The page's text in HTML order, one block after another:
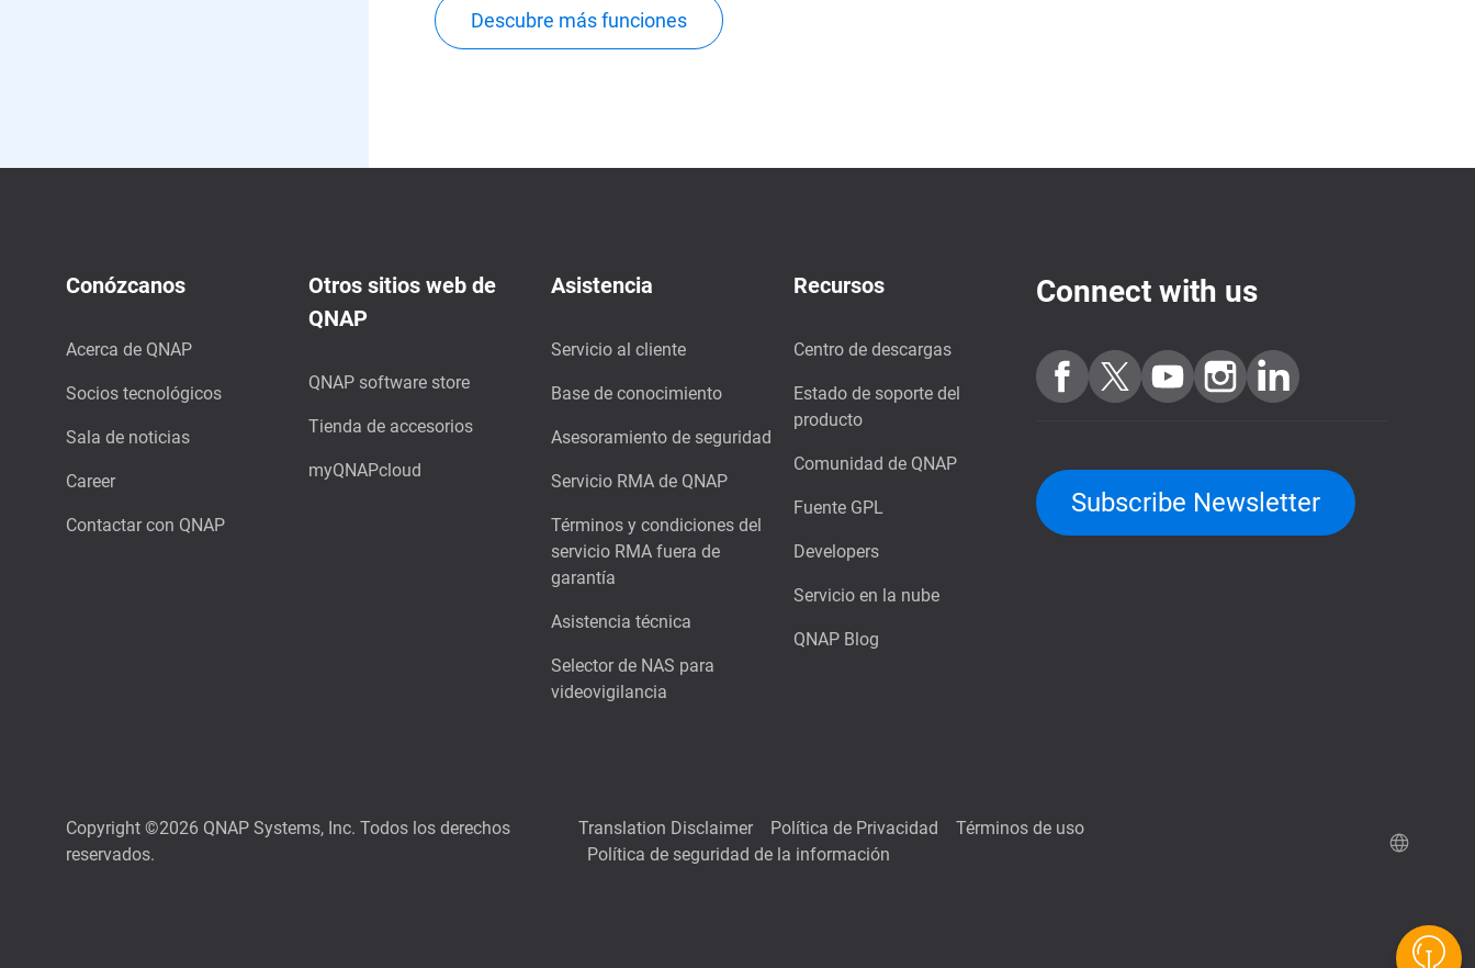
Descubre más funciones
Conózcanos
Acerca de QNAP
Socios tecnológicos
Sala de noticias
Career
Contactar con QNAP
Otros sitios web de
QNAP
QNAP software store
Tienda de accesorios
myQNAPcloud
Asistencia
Servicio al cliente
Base de conocimiento
Asesoramiento de seguridad
Servicio RMA de QNAP
Términos y condiciones del
servicio RMA fuera de
garantía
Asistencia técnica
Selector de NAS para
videovigilancia
Recursos
Centro de descargas
Estado de soporte del
producto
Comunidad de QNAP
Fuente GPL
Developers
Servicio en la nube
QNAP Blog
Connect with us
Subscribe Newsletter
Copyright ©2026 QNAP Systems, Inc. Todos los derechos
reservados.
Translation Disclaimer Política de Privacidad
Términos de uso
Política de seguridad de la información
Calculadora RAID de QNAP